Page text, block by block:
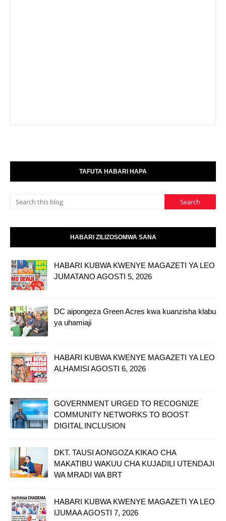
TAFUTA HABARI HAPA
HABARI ZILIZOSOMWA SANA
HABARI KUBWA KWENYE MAGAZETI YA LEO
JUMATANO AGOSTI 5, 2026
DC aipongeza Green Acres kwa kuanzisha klabu
ya uhamiaji
HABARI KUBWA KWENYE MAGAZETI YA LEO
ALHAMISI AGOSTI 6, 2026
GOVERNMENT URGED TO RECOGNIZE
COMMUNITY NETWORKS TO BOOST
DIGITAL INCLUSION
DKT. TAUSI AONGOZA KIKAO CHA
MAKATIBU WAKUU CHA KUJADILI UTENDAJI
WA MRADI WA BRT
HABARI KUBWA KWENYE MAGAZETI YA LEO
IJUMAA AGOSTI 7, 2026